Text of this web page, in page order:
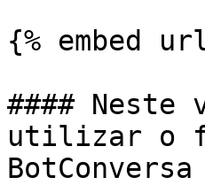
{% embed
#### Neste
utilizar o
BotConversa